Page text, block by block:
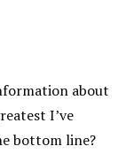
about
I’ve
bottom line?